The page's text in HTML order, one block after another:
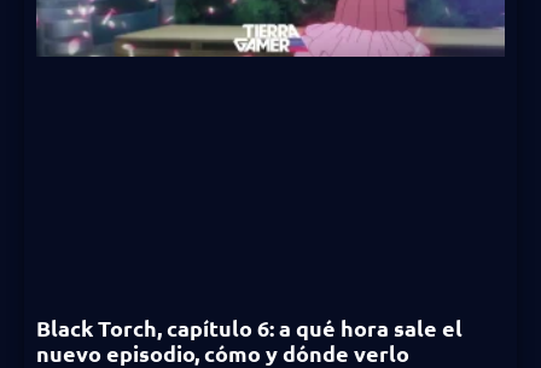
Black Torch, capítulo 6: a qué hora sale el
nuevo episodio, cómo y dónde verlo